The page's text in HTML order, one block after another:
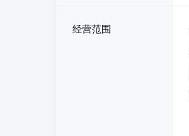
经营范围